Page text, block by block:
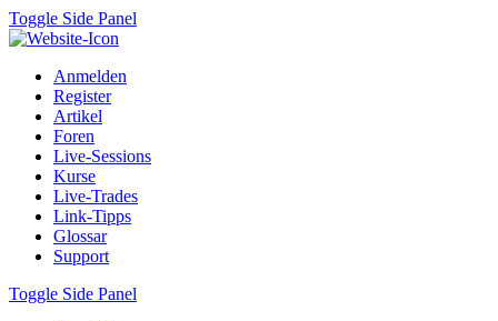
Toggle Side Panel
Anmelden
Register
Artikel
Foren
Live-Sessions
Kurse
Live-Trades
Link-Tipps
Glossar
Support
Toggle Side Panel